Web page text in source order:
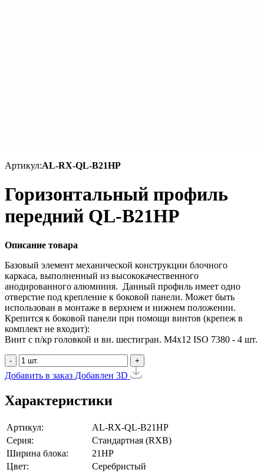
Артикул:AL-RX-QL-B21HP
Горизонтальный профиль
передний QL-B21HP
Описание товара
Базовый элемент механической конструкции блочного
каркаса, выполненный из высококачественного
анодированного алюминия. Данный профиль имеет одно
отверстие под крепление к боковой панели. Может быть
использован в монтаже в верхнем и нижнем положении.
Крепится к боковой панели при помощи винтов (крепеж в
комплект не входит):
Винт с п/кр головкой и вн. шестигран. М4x12 ISO 7380 - 4 шт.
- +
Добавить в заказ Добавлен 3D
Характеристики
Артикул:
AL-RX-QL-B21HP
Серия:
Стандартная (RXB)
Ширина блока:
21HP
Цвет:
Серебристый